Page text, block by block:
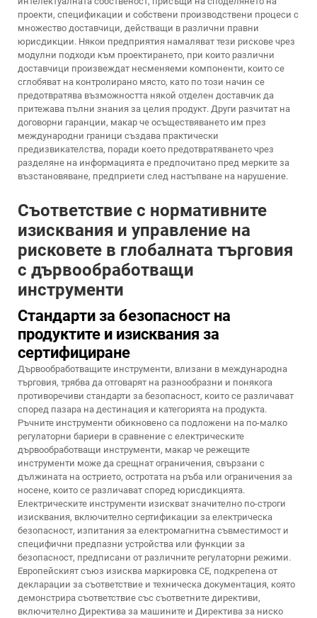
проекти, спецификации и собствени производствени процеси с
множество доставчици, действащи в различни правни
юрисдикции. Някои предприятия намаляват тези рискове чрез
модулни подходи към проектирането, при които различни
доставчици произвеждат несменяеми компоненти, които се
сглобяват на контролирано място, като по този начин се
предотвратява възможността някой отделен доставчик да
притежава пълни знания за целия продукт. Други разчитат на
договорни гаранции, макар че осъществяването им през
международни граници създава практически
предизвикателства, поради което предотвратяването чрез
разделяне на информацията е предпочитано пред мерките за
възстановяване, предприети след настъпване на нарушение.
Съответствие с нормативните
изисквания и управление на
рисковете в глобалната търговия
с дървообработващи
инструменти
Стандарти за безопасност на
продуктите и изисквания за
сертифициране
Дървообработващите инструменти, влизани в международна
търговия, трябва да отговарят на разнообразни и понякога
противоречиви стандарти за безопасност, които се различават
според пазара на дестинация и категорията на продукта.
Ръчните инструменти обикновено са подложени на по-малко
регулаторни бариери в сравнение с електрическите
дървообработващи инструменти, макар че режещите
инструменти може да срещнат ограничения, свързани с
дължината на острието, остротата на ръба или ограничения за
носене, които се различават според юрисдикцията.
Електрическите инструменти изискват значително по-строги
изисквания, включително сертификации за електрическа
безопасност, изпитания за електромагнитна съвместимост и
специфични предпазни устройства или функции за
безопасност, предписани от различните регулаторни режими.
Европейският съюз изисква маркировка CE, подкрепена от
декларации за съответствие и техническа документация, която
демонстрира съответствие със съответните директиви,
включително Директива за машините и Директива за ниско